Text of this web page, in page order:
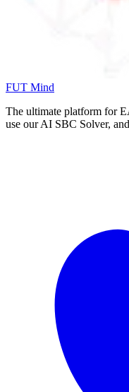
FUT Mind
The ultimate platform for
use our AI SBC Solver,